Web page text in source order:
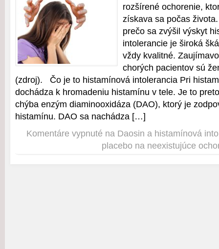
rozšírené ochorenie,
získava sa počas
prečo sa zvýšil výskyt
intolerancie je široká
vždy kvalitné.
chorých pacientov sú
(zdroj). Čo je to histamínová intolerancia Pri
dochádza k hromadeniu histamínu v tele. Je to
chýba enzým diaminooxidáza (DAO), ktorý je
histamínu. DAO sa nachádza […]
Komentáre vypnuté na Daosin a histamínová
placebo na neexistujúce